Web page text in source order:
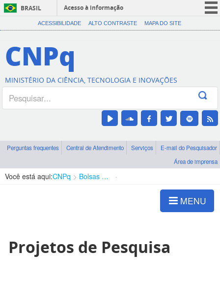
BRASIL
Acesso à informação
CORONAVÍRUS (COVID-19)
Canais
ACESSIBILIDADE ALTO CONTRASTE MAPA DO SITE
CNPq
MINISTÉRIO DA CIÊNCIA, TECNOLOGIA E INOVAÇÕES
Perguntas frequentes Central de Atendimento Serviços
E-mail do Pesquisador
Área de imprensa
Você está aqui:CNPq Bolsas e Auxílios Vigentes
MENU
Projetos de Pesquisa